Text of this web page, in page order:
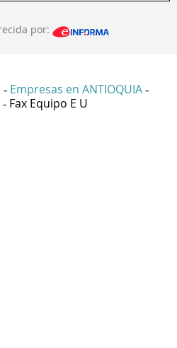
por:
- Empresas en ANTIOQUIA -
- Fax Equipo E U